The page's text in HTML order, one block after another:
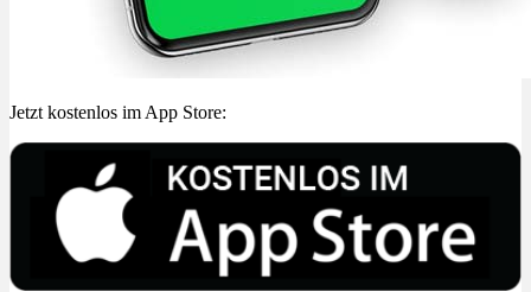
Jetzt kostenlos im App Store: